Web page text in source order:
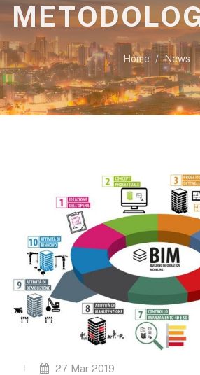
Home News
27 Mar 2019